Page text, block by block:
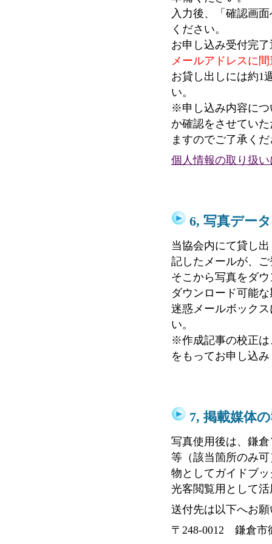
入力後、「確認画
ください。
お申し込み受付完
メールアドレスに
お貸し出しには約1
い。
※申し込み内容につ
か確認をさせてい
ますのでご了承く
個人情報の取り扱
6, 写真デー
当協会内にて貸し
記したメールが、
そこから写真をダ
ダウンロード可能
迷惑メールボック
い。
※作成記事の校正は
をもってお申し込
7, 掲載媒体
写真使用後は、鎌
等（該当箇所のみ
物としてガイドブ
光客閲覧用として
送付先は以下へお
〒248-0012 鎌倉市